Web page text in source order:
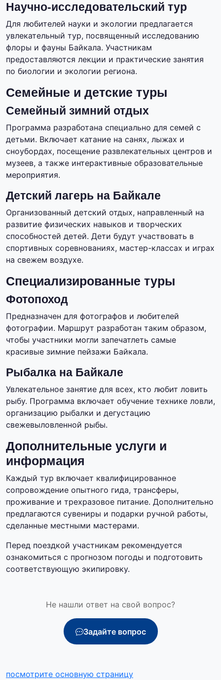
Научно-исследовательский тур
Для любителей науки и экологии предлагается
увлекательный тур, посвященный исследованию
флоры и фауны Байкала. Участникам
предоставляются лекции и практические занятия
по биологии и экологии региона.
Семейные и детские туры
Семейный зимний отдых
Программа разработана специально для семей с
детьми. Включает катание на санях, лыжах и
сноубордах, посещение развлекательных центров и
музеев, а также интерактивные образовательные
мероприятия.
Детский лагерь на Байкале
Организованный детский отдых, направленный на
развитие физических навыков и творческих
способностей детей. Дети будут участвовать в
спортивных соревнованиях, мастер-классах и играх
на свежем воздухе.
Специализированные туры
Фотопоход
Предназначен для фотографов и любителей
фотографии. Маршрут разработан таким образом,
чтобы участники могли запечатлеть самые
красивые зимние пейзажи Байкала.
Рыбалка на Байкале
Увлекательное занятие для всех, кто любит ловить
рыбу. Программа включает обучение технике ловли,
организацию рыбалки и дегустацию
свежевыловленной рыбы.
Дополнительные услуги и
информация
Каждый тур включает квалифицированное
сопровождение опытного гида, трансферы,
проживание и трехразовое питание. Дополнительно
предлагаются сувениры и подарки ручной работы,
сделанные местными мастерами.
Перед поездкой участникам рекомендуется
ознакомиться с прогнозом погоды и подготовить
соответствующую экипировку.
Не нашли ответ на свой вопрос?
Задайте вопрос
посмотрите основную страницу